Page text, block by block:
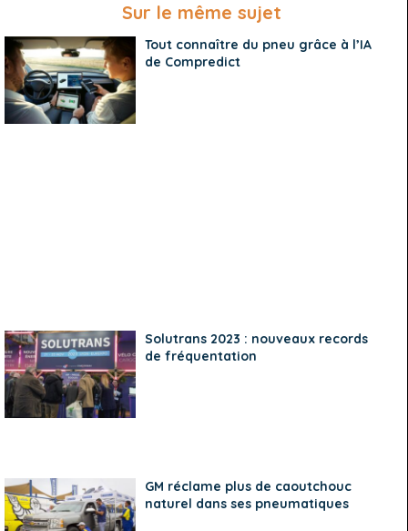
Sur le même sujet
Tout connaître du pneu grâce à l’IA
de Compredict
Solutrans 2023 : nouveaux records
de fréquentation
GM réclame plus de caoutchouc
naturel dans ses pneumatiques